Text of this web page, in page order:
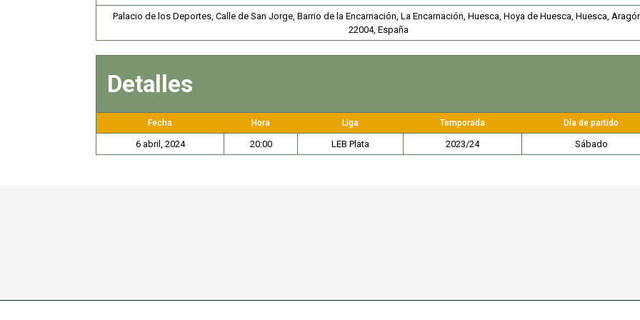
Palacio de los Deportes, Calle de San Jorge, Barrio de la Encarnación, La Encarnación, Huesca, Hoya de Huesca, Huesca,
22004, España
Detalles
Fecha Hora Liga Temporada Día de partido
6 abril, 2024 20:00 LEB Plata 2023/24 Sábado